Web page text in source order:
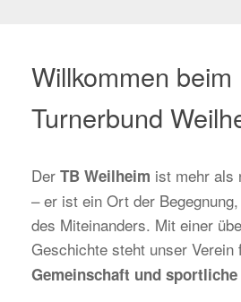
Willkommen beim
Turnerbund
Der TB Weilheim ist mehr als
– er ist ein Ort der
des Miteinanders. Mit einer
Geschichte steht unser Verein
Gemeinschaft und